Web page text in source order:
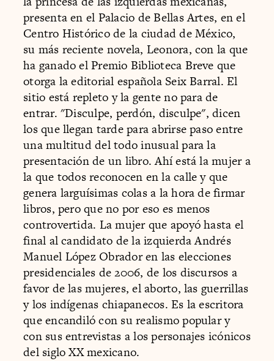
presenta en el Palacio de Bellas Artes, en el
Centro Histórico de la ciudad de México,
su más reciente novela, Leonora, con la que
ha ganado el Premio Biblioteca Breve que
otorga la editorial española Seix Barral. El
sitio está repleto y la gente no para de
entrar. "Disculpe, perdón, disculpe", dicen
los que llegan tarde para abrirse paso entre
una multitud del todo inusual para la
presentación de un libro. Ahí está la mujer a
la que todos reconocen en la calle y que
genera larguísimas colas a la hora de firmar
libros, pero que no por eso es menos
controvertida. La mujer que apoyó hasta el
final al candidato de la izquierda Andrés
Manuel López Obrador en las elecciones
presidenciales de 2006, de los discursos a
favor de las mujeres, el aborto, las guerrillas
y los indígenas chiapanecos. Es la escritora
que encandiló con su realismo popular y
con sus entrevistas a los personajes icónicos
del siglo XX mexicano.